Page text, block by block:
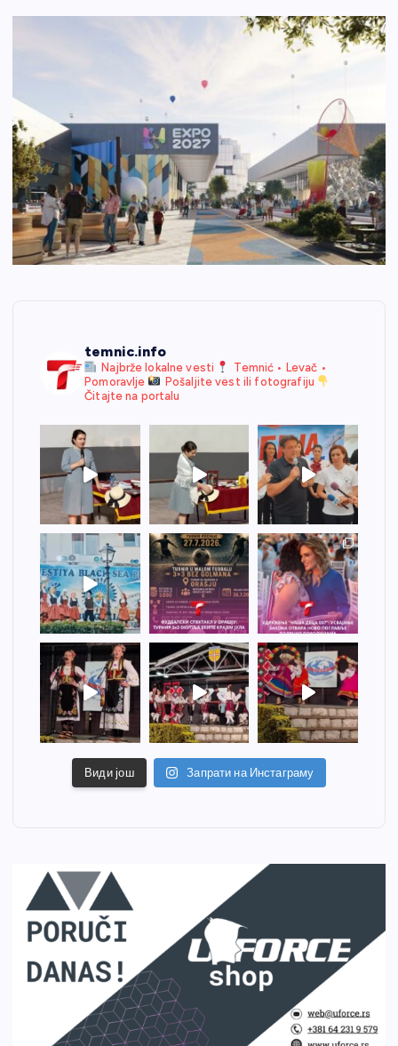
temnic.info
Najbrže lokalne vesti
Temnić • Levač •
Pomoravlje
Pošaljite vest ili fotografiju
Čitajte na portalu
Види још Запрати на Инстаграму